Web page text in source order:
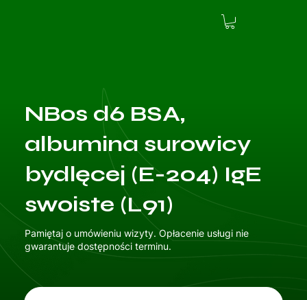
NBos d6 BSA,
albumina surowicy
bydlęcej (E-204) IgE
swoiste (L91)
Pamiętaj o umówieniu wizyty. Opłacenie usługi nie
gwarantuje dostępności terminu.